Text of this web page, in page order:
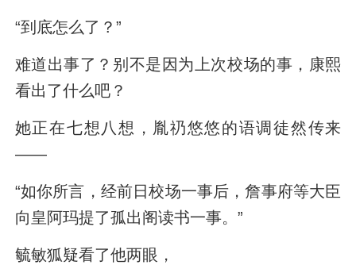
“到底怎么了？”
难道出事了？别不是因为上次校场的事，康熙
看出了什么吧？
她正在七想八想，胤礽悠悠的语调徒然传来
——
“如你所言，经前日校场一事后，詹事府等大臣
向皇阿玛提了孤出阁读书一事。”
毓敏狐疑看了他两眼，